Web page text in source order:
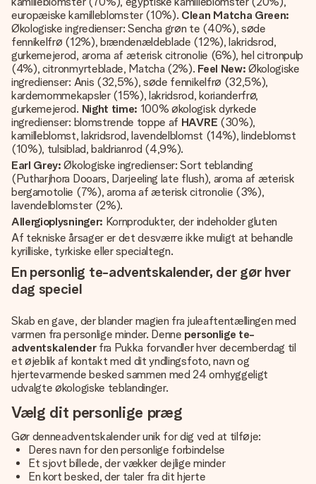
europæiske kamilleblomster (10%). Clean Matcha Green:
Økologiske ingredienser: Sencha grøn te (40%), søde
fennikelfrø (12%), brændenældeblade (12%), lakridsrod,
gurkemejerod, aroma af æterisk citronolie (6%), hel citronpulp
(4%), citronmyrteblade, Matcha (2%). Feel New: Økologiske
ingredienser: Anis (32,5%), søde fennikelfrø (32,5%),
kardemommekapsler (15%), lakridsrod, korianderfrø,
gurkemejerod. Night time: 100% økologisk dyrkede
ingredienser: blomstrende toppe af HAVRE (30%),
kamilleblomst, lakridsrod, lavendelblomst (14%), lindeblomst
(10%), tulsiblad, baldrianrod (4,9%).
Earl Grey: Økologiske ingredienser: Sort teblanding
(Putharjhora Dooars, Darjeeling late flush), aroma af æterisk
bergamotolie (7%), aroma af æterisk citronolie (3%),
lavendelblomster (2%).
Allergioplysninger: Kornprodukter, der indeholder gluten
Af tekniske årsager er det desværre ikke muligt at behandle
kyrilliske, tyrkiske eller specialtegn.
En personlig te-adventskalender, der gør hver
dag speciel
Skab en gave, der blander magien fra juleaftentællingen med
varmen fra personlige minder. Denne personlige te-
adventskalenderfra Pukka forvandler hver decemberdag til
et øjeblik af kontakt med dit yndlingsfoto, navn og
hjertevarmende besked sammen med 24 omhyggeligt
udvalgte økologiske teblandinger.
Vælg dit personlige præg
Gør denneadventskalenderunik for dig ved at tilføje:
Deres navn for den personlige forbindelse
Et sjovt billede, der vækker dejlige minder
En kort besked, der taler fra dit hjerte